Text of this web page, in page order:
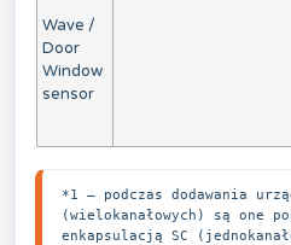
Wave /
Door
Window
sensor
*1 — podczas dodawania
(wielokanałowych) są one
enkapsulacją SC